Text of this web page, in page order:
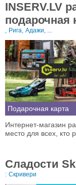
INSERV.LV
подарочная
, Рига, Адажи, ...
Подарочная карта
Интернет-магазин
место для всех, кто
Сладости
: Скривери